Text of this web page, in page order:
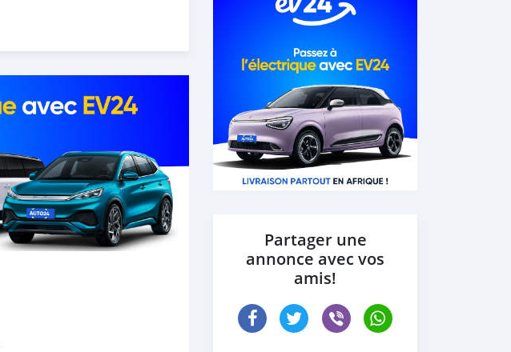
Partager une
annonce avec vos
amis!